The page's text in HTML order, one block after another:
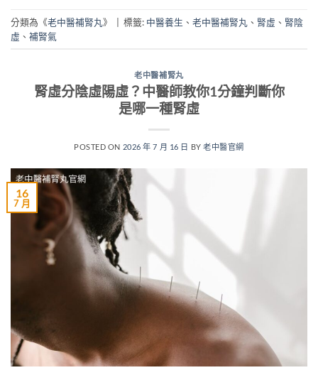
分類為《老中醫補腎丸》 標籤: 中醫養生 、 老中醫補腎丸 、 腎虛 、 腎陰
虛 、 補腎氣
老中醫補腎丸
腎虛分陰虛陽虛？中醫師教你1分鐘判斷你
是哪一種腎虛
POSTED ON 2026 年 7 月 16 日 BY老中醫官網
16
7 月